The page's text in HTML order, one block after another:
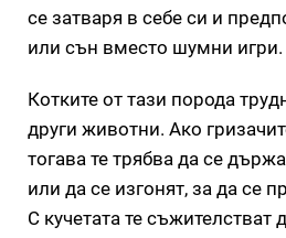
се затваря в себе си и
или сън вместо шумни игри.
Котките от тази порода
други животни. Ако
тогава те трябва да се
или да се изгонят, за да се
С кучетата те съжителстват